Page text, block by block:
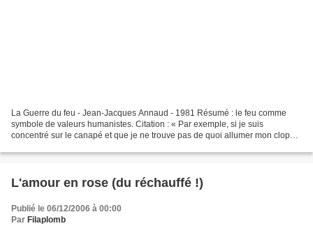
La Guerre du feu - Jean-Jacques Annaud - 1981 Résumé : le feu comme
symbole de valeurs humanistes. Citation : « Par exemple, si je suis
concentré sur le canapé et que je ne trouve pas de quoi allumer mon clope,
L'amour en rose (du réchauffé !)
Publié le 06/12/2006 à 00:00
Par Filaplomb